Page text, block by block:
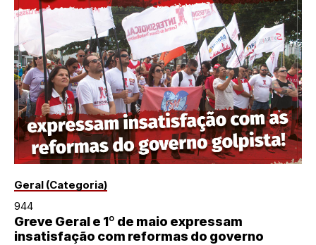
Geral (Categoria)
944
Greve Geral e 1º de maio expressam
insatisfação com reformas do governo